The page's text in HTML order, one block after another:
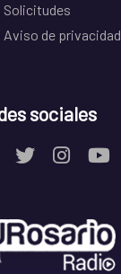
Solicitudes
Aviso de privacidad
sociales